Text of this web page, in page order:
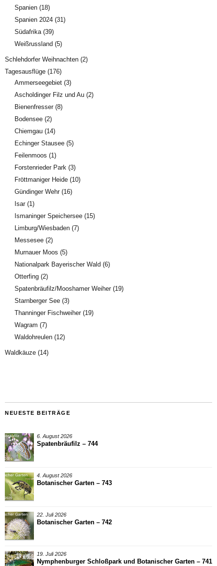
Spanien (18)
Spanien 2024 (31)
Südafrika(39)
Weißrussland (5)
Schlehdorfer Weihnachten (2)
Tagesausflüge (176)
Ammerseegebiet (3)
Ascholdinger Filz und Au (2)
Bienenfresser(8)
Bodensee (2)
Chiemgau (14)
Echinger Stausee (5)
Feilenmoos (1)
Forstenrieder Park (3)
Fröttmaniger Heide (10)
Gündinger Wehr(16)
Isar(1)
Ismaninger Speichersee (15)
Limburg/Wiesbaden (7)
Messesee (2)
Murnauer Moos (5)
Nationalpark Bayerischer Wald (6)
Otterfing (2)
Spatenbräufilz/Mooshamer Weiher(19)
Starnberger See (3)
Thanninger Fischweiher(19)
Wagram (7)
Waldohreulen (12)
Waldkäuze (14)
NEUESTE BEITRÄGE
6. August 2026
Spatenbräufilz – 744
4. August 2026
Botanischer Garten – 743
22. Juli 2026
Botanischer Garten – 742
19. Juli 2026
Nymphenburger Schloßpark und Botanischer Garten – 741